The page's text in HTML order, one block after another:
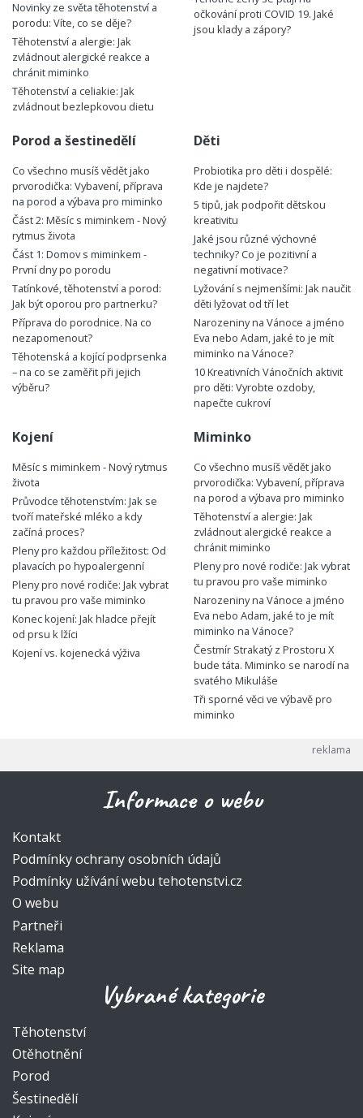
Novinky ze světa těhotenství a
porodu: Víte, co se děje?
Těhotenství a alergie: Jak
zvládnout alergické reakce a
chránit miminko
Těhotenství a celiakie: Jak
zvládnout bezlepkovou dietu
očkování proti COVID 19. Jaké
jsou klady a zápory?
Porod a šestinedělí
Co všechno musíš vědět jako
prvorodička: Vybavení, příprava
na porod a výbava pro miminko
Část 2: Měsíc s miminkem - Nový
rytmus života
Část 1: Domov s miminkem -
První dny po porodu
Tatínkové, těhotenství a porod:
Jak být oporou pro partnerku?
Příprava do porodnice. Na co
nezapomenout?
Těhotenská a kojící podprsenka
– na co se zaměřit při jejich
výběru?
Děti
Probiotika pro děti i dospělé:
Kde je najdete?
5 tipů, jak podpořit dětskou
kreativitu
Jaké jsou různé výchovné
techniky? Co je pozitivní a
negativní motivace?
Lyžování s nejmenšími: Jak naučit
děti lyžovat od tří let
Narozeniny na Vánoce a jméno
Eva nebo Adam, jaké to je mít
miminko na Vánoce?
10 Kreativních Vánočních aktivit
pro děti: Vyrobte ozdoby,
napečte cukroví
Kojení
Měsíc s miminkem - Nový rytmus
života
Průvodce těhotenstvím: Jak se
tvoří mateřské mléko a kdy
začíná proces?
Pleny pro každou příležitost: Od
plavacích po hypoalergenní
Pleny pro nové rodiče: Jak vybrat
tu pravou pro vaše miminko
Konec kojení: Jak hladce přejít
od prsu k lžíci
Kojení vs. kojenecká výživa
Miminko
Co všechno musíš vědět jako
prvorodička: Vybavení, příprava
na porod a výbava pro miminko
Těhotenství a alergie: Jak
zvládnout alergické reakce a
chránit miminko
Pleny pro nové rodiče: Jak vybrat
tu pravou pro vaše miminko
Narozeniny na Vánoce a jméno
Eva nebo Adam, jaké to je mít
miminko na Vánoce?
Čestmír Strakatý z Prostoru X
bude táta. Miminko se narodí na
svatého Mikuláše
Tři sporné věci ve výbavě pro
miminko
Informace o webu
Kontakt
Podmínky ochrany osobních údajů
Podmínky užívání webu tehotenstvi.cz
O webu
Partneři
Reklama
Site map
Vybrané kategorie
Těhotenství
Otěhotnění
Porod
Šestinedělí